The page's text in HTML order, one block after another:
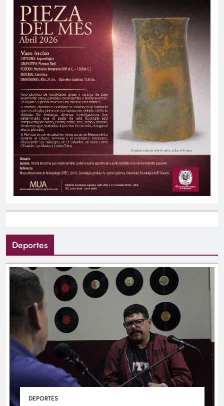
Deportes
DEPORTES